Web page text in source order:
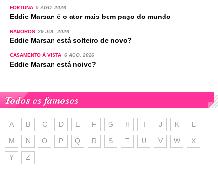
FORTUNA 5 AGO. 2026
Eddie Marsan é o ator mais bem pago do mundo
NAMOROS 29 JUL. 2026
Eddie Marsan está solteiro de novo?
CASAMENTO À VISTA 6 AGO. 2026
Eddie Marsan está noivo?
Todos os famosos
A B C D E F G H I J K L
M N O P Q R S T U V W X
Y Z